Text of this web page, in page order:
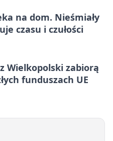
na dom. Nieśmiały
czasu i czułości
Wielkopolski zabiorą
funduszach UE